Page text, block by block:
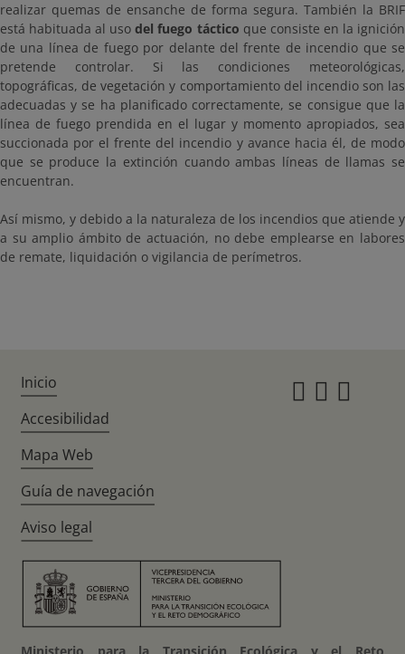
realizar quemas de ensanche de forma segura. También la BRIF
está habituada al usodel fuego táctico que consiste en la ignición
de una línea de fuego por delante del frente de incendio que se
pretende controlar. Si las condiciones meteorológicas,
topográficas, de vegetación y comportamiento del incendio son las
adecuadas y se ha planificado correctamente, se consigue que la
línea de fuego prendida en el lugar y momento apropiados, sea
succionada por el frente del incendio y avance hacia él, de modo
que se produce la extinción cuando ambas líneas de llamas se
encuentran.
Así mismo, y debido a la naturaleza de los incendios que atiende y
a su amplio ámbito de actuación, no debe emplearse en labores
de remate, liquidación o vigilancia de perímetros.
Inicio
Accesibilidad
Mapa Web
Guía de navegación
Aviso legal